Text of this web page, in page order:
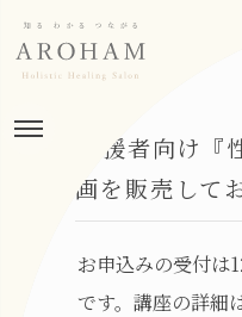
支援者向け
画を販売して
お申込みの受付は
です。講座の詳細